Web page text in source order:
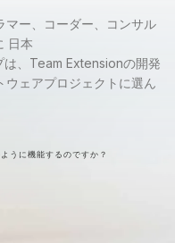
マー、コーダー、コンサル
日本
、Team Extensionの開発
ェアプロジェクトに選ん
うに機能するのですか？